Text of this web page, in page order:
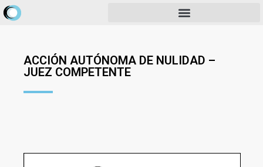
ACCIÓN AUTÓNOMA DE NULIDAD –
JUEZ COMPETENTE